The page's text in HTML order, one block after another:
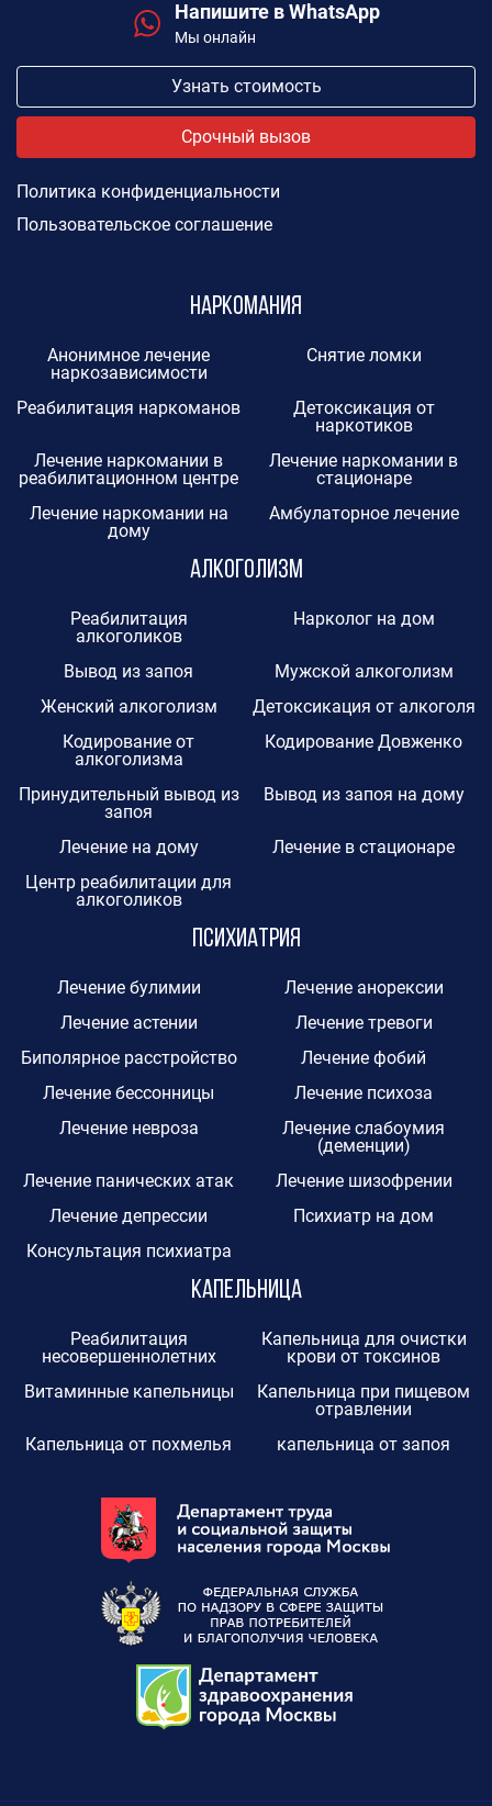
Напишите в WhatsApp
Мы онлайн
Узнать стоимость
Срочный вызов
Политика конфиденциальности
Пользовательское соглашение
Наркомания
Анонимное лечение
наркозависимости
Снятие ломки
Реабилитация наркоманов
Детоксикация от
наркотиков
Лечение наркомании в
реабилитационном центре
Лечение наркомании в
стационаре
Лечение наркомании на
дому
Амбулаторное лечение
Алкоголизм
Реабилитация
алкоголиков
Нарколог на дом
Вывод из запоя
Мужской алкоголизм
Женский алкоголизм
Детоксикация от алкоголя
Кодирование от
алкоголизма
Кодирование Довженко
Принудительный вывод из
запоя
Вывод из запоя на дому
Лечение на дому
Лечение в стационаре
Центр реабилитации для
алкоголиков
Психиатрия
Лечение булимии
Лечение анорексии
Лечение астении
Лечение тревоги
Биполярное расстройство
Лечение фобий
Лечение бессонницы
Лечение психоза
Лечение невроза
Лечение слабоумия
(деменции)
Лечение панических атак
Лечение шизофрении
Лечение депрессии
Психиатр на дом
Консультация психиатра
Капельница
Реабилитация
несовершеннолетних
Капельница для очистки
крови от токсинов
Витаминные капельницы
Капельница при пищевом
отравлении
Капельница от похмелья
капельница от запоя